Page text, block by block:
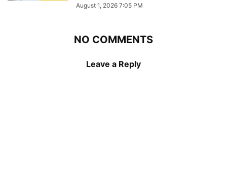
August 1, 2026 7:05 PM
NO COMMENTS
Leave a Reply